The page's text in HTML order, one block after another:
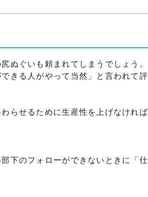
ぬぐいも頼まれてしまうでしょう。
きる人がやって当然」と言われて評
らせるために生産性を上げなければ
下のフォローができないときに「仕